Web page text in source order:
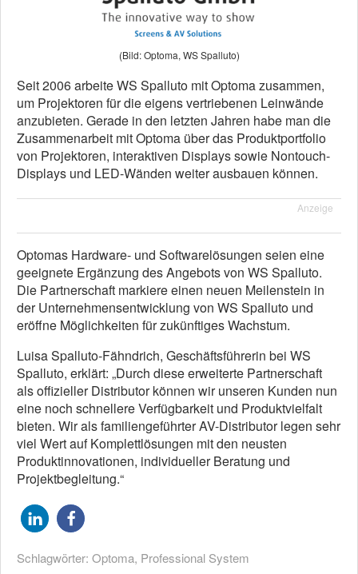
(Bild: Optoma, WS Spalluto)
Seit 2006 arbeite WS Spalluto mit Optoma zusammen,
um Projektoren für die eigens vertriebenen Leinwände
anzubieten. Gerade in den letzten Jahren habe man die
Zusammenarbeit mit Optoma über das Produktportfolio
von Projektoren, interaktiven Displays sowie Nontouch-
Displays und LED-Wänden weiter ausbauen können.
Anzeige
Optomas Hardware- und Softwarelösungen seien eine
geeignete Ergänzung des Angebots von WS Spalluto.
Die Partnerschaft markiere einen neuen Meilenstein in
der Unternehmensentwicklung von WS Spalluto und
eröffne Möglichkeiten für zukünftiges Wachstum.
Luisa Spalluto-Fähndrich, Geschäftsführerin bei WS
Spalluto, erklärt: „Durch diese erweiterte Partnerschaft
als offizieller Distributor können wir unseren Kunden nun
eine noch schnellere Verfügbarkeit und Produktvielfalt
bieten. Wir als familiengeführter AV-Distributor legen sehr
viel Wert auf Komplettlösungen mit den neusten
Produktinnovationen, individueller Beratung und
Projektbegleitung.“
Schlagwörter: Optoma, Professional System